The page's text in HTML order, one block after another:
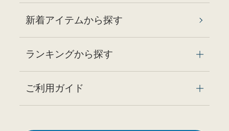
新着アイテムから探す
ランキングから探す
ご利用ガイド